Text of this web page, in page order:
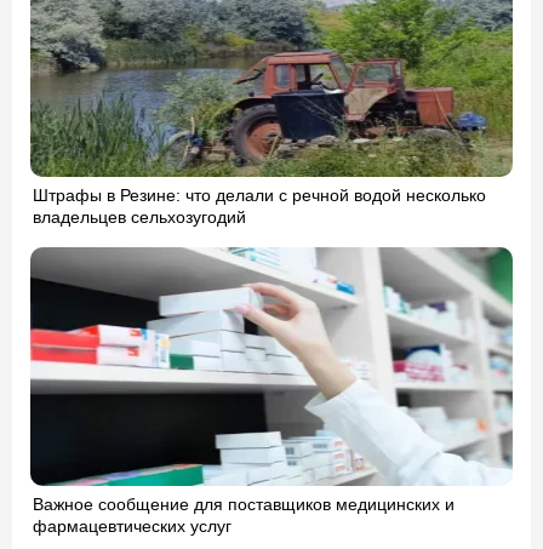
Штрафы в Резине: что делали с речной водой несколько
владельцев сельхозугодий
Важное сообщение для поставщиков медицинских и
фармацевтических услуг